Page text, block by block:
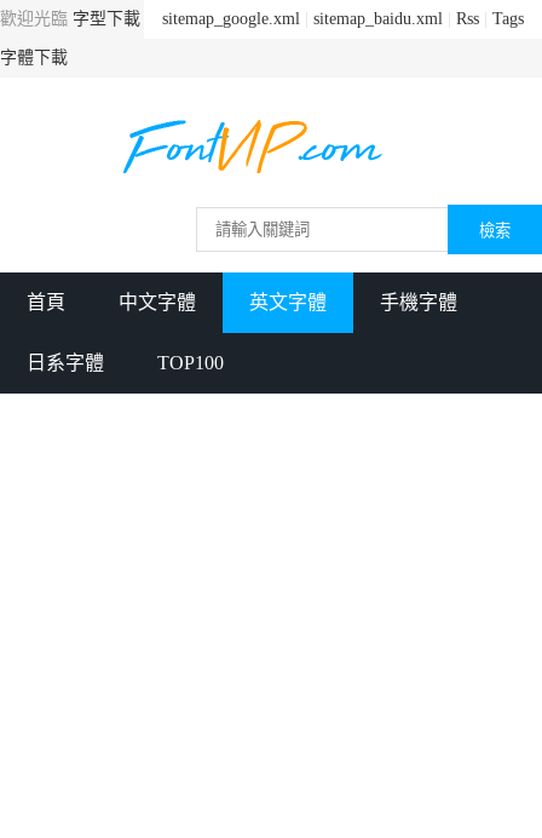
sitemap_google.xml sitemap_baidu.xml Rss Tags
歡迎光臨 字型下載
字體下載
首頁 中文字體 英文字體 手機字體
日系字體 TOP100